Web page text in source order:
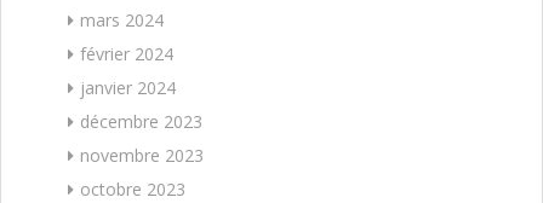
mars 2024
février 2024
janvier 2024
décembre 2023
novembre 2023
octobre 2023